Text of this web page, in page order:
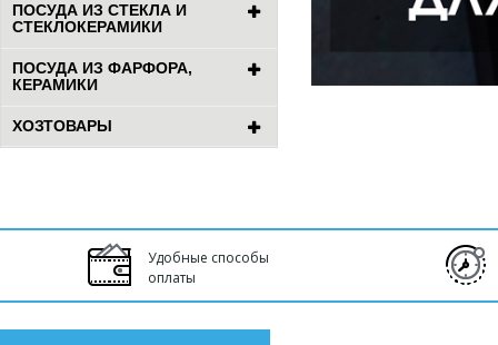
ПОСУДА ИЗ СТЕКЛА И
СТЕКЛОКЕРАМИКИ
ПОСУДА ИЗ ФАРФОРА,
КЕРАМИКИ
ХОЗТОВАРЫ
Удобные способы
оплаты